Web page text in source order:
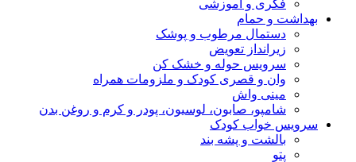
فکری و آموزشی
بهداشت و حمام
دستمال مرطوب و پوشک
زیرانداز تعویض
سرویس حوله و خشک کن
وان و قصری کودک و ملزومات همراه
مینی واش
شامپو، صابون، لوسیون، پودر و کرم و روغن بدن
سرویس خواب کودک
بالشت و پشه بند
پتو